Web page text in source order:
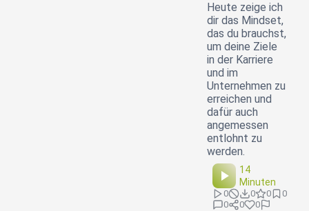
Heute zeige ich
dir das Mindset,
das du brauchst,
um deine Ziele
in der Karriere
und im
Unternehmen zu
erreichen und
dafür auch
angemessen
entlohnt zu
werden.
14
Minuten
0 0 0
0
0
0 0